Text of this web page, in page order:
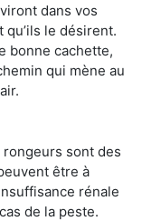
dans vos
le désirent.
bonne cachette,
qui mène au
sont des
être à
rénale
de la peste.